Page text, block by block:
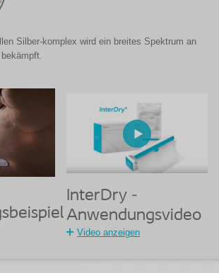
Silber-komplex wird ein breites Spektrum an
InterDry -
Anwendungsvideo
Video anzeigen